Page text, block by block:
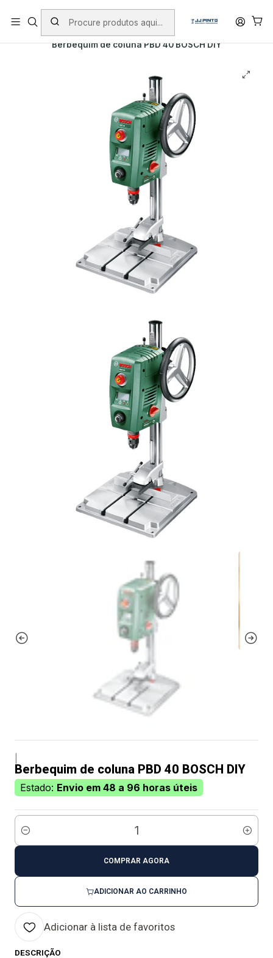
PORTES INCLUÍDOS EM ENCOMENDAS +75€ (excepto ilhas)
Início PRODUTOS
BERBEQUINS
Berbequim de coluna PBD 40 BOSCH DIY
Berbequim de coluna PBD 40 BOSCH DIY
Estado: Envio em 48 a 96 horas úteis
Quantidade
ADICIONAR AO CARRINHO
COMPRAR AGORA
Adicionar à lista de favoritos
DESCRIÇÃO